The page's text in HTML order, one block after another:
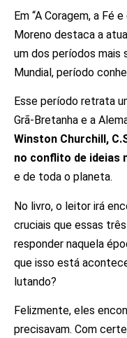
Em “A Coragem, a Fé
Moreno destaca a
um dos períodos mais
Mundial, período
Esse período retrata
Grã-Bretanha e a
Winston Churchill,
no conflito de ideias
e de toda o planeta.
No livro, o leitor irá
cruciais que essas
responder naquela
que isso está
lutando?
Felizmente, eles
precisavam. Com